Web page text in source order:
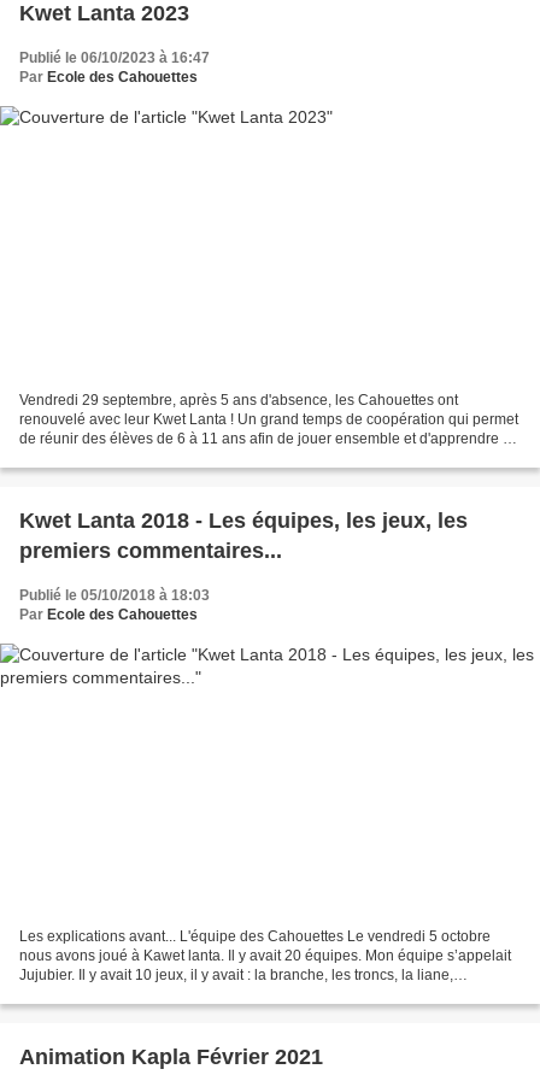
Kwet Lanta 2023
Publié le 06/10/2023 à 16:47
Par Ecole des Cahouettes
Vendredi 29 septembre, après 5 ans d'absence, les Cahouettes ont
renouvelé avec leur Kwet Lanta ! Un grand temps de coopération qui permet
de réunir des élèves de 6 à 11 ans afin de jouer ensemble et d'apprendre à
Kwet Lanta 2018 - Les équipes, les jeux, les
premiers commentaires...
Publié le 05/10/2018 à 18:03
Par Ecole des Cahouettes
Les explications avant... L'équipe des Cahouettes Le vendredi 5 octobre
nous avons joué à Kawet lanta. Il y avait 20 équipes. Mon équipe s’appelait
Jujubier. Il y avait 10 jeux, il y avait : la branche, les troncs, la liane,
Animation Kapla Février 2021